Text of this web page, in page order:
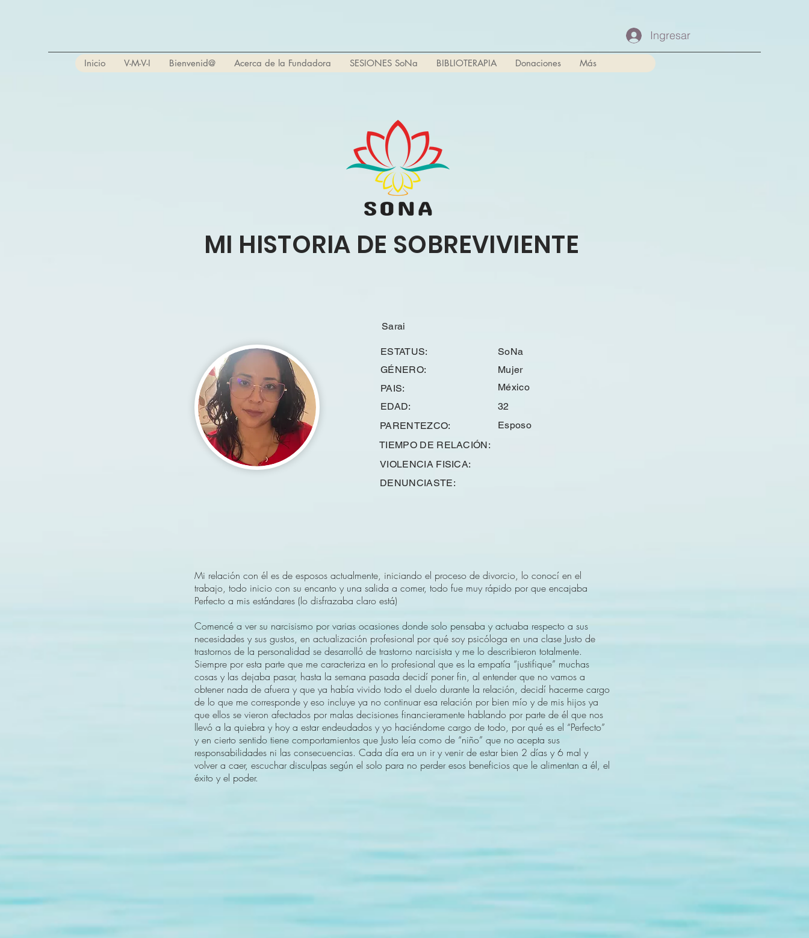
Inicio V-M-V-I Bienvenid@ Acerca de la Fundadora SESIONES SoNa BIBLIOTERAPIA Donaciones Más
Ingresar
MI HISTORIA DE SOBREVIVIENTE
Sarai
ESTATUS:
GÉNERO:
PAIS:
EDAD:
PARENTEZCO:
TIEMPO DE RELACIÓN:
VIOLENCIA FISICA:
DENUNCIASTE:
SoNa
Mujer
México
32
Esposo
Mi relación con él es de esposos actualmente, iniciando el proceso de divorcio, lo conocí en el
trabajo, todo inicio con su encanto y una salida a comer, todo fue muy rápido por que encajaba
Perfecto a mis estándares (lo disfrazaba claro está)
Comencé a ver su narcisismo por varias ocasiones donde solo pensaba y actuaba respecto a sus
necesidades y sus gustos, en actualización profesional por qué soy psicóloga en una clase Justo de
trastornos de la personalidad se desarrolló de trastorno narcisista y me lo describieron totalmente.
Siempre por esta parte que me caracteriza en lo profesional que es la empatía “justifique” muchas
cosas y las dejaba pasar, hasta la semana pasada decidí poner fin, al entender que no vamos a
obtener nada de afuera y que ya había vivido todo el duelo durante la relación, decidí hacerme cargo
de lo que me corresponde y eso incluye ya no continuar esa relación por bien mío y de mis hijos ya
que ellos se vieron afectados por malas decisiones financieramente hablando por parte de él que nos
llevó a la quiebra y hoy a estar endeudados y yo haciéndome cargo de todo, por qué es el “Perfecto”
y en cierto sentido tiene comportamientos que Justo leía como de “niño” que no acepta sus
responsabilidades ni las consecuencias. Cada día era un ir y venir de estar bien 2 días y 6 mal y
volver a caer, escuchar disculpas según el solo para no perder esos beneficios que le alimentan a él, el
éxito y el poder.